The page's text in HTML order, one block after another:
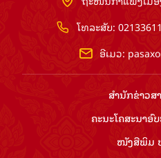
ໂທລະສັບ:
ອີເມວ:
ສຳ​ນັກ​ຂ່າວ​
ຄະນະໂຄສະນາ
ໜັງສືພິມ